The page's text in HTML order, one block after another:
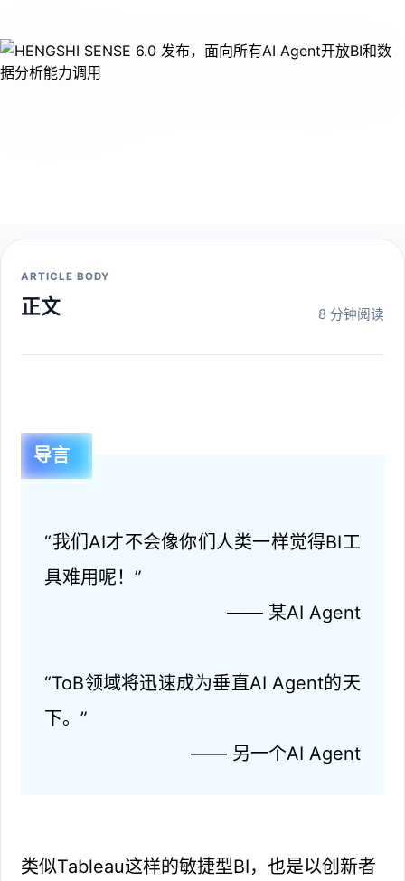
ARTICLE BODY
正文 8 分钟阅读
导言
“我们AI才不会像你们人类一样觉得BI工
具难用呢！”
—— 某AI Agent
“ToB领域将迅速成为垂直AI Agent的天
下。”
—— 另一个AI Agent
类似Tableau这样的敏捷型BI，也是以创新者